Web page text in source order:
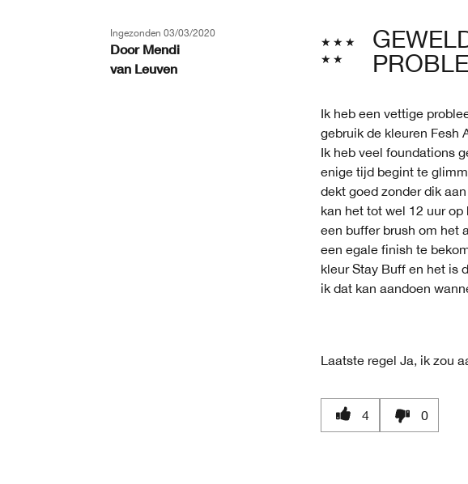
Ingezonden 03/03/2020
Door Mendi
van Leuven
Ik heb een vettige
gebruik de kleuren Fesh
Ik heb veel foundations
enige tijd begint te
dekt goed zonder dik
kan het tot wel 12 uur
een buffer brush om het
een egale finish te
kleur Stay Buff en het is
ik dat kan aandoen
Laatste regel Ja, ik zou
4 0